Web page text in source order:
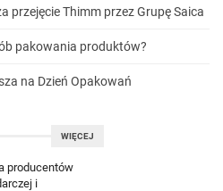
przejęcie Thimm przez Grupę Saica
pakowania produktów?
na Dzień Opakowań
WIĘCEJ
producentów
i